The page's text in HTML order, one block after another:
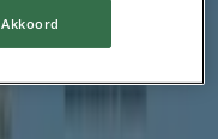
Akkoord